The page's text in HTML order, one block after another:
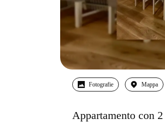
Fotografie Mappa
Appartamento con